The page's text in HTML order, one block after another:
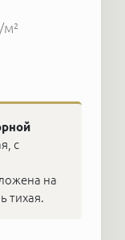
/м²
с
на
тихая.